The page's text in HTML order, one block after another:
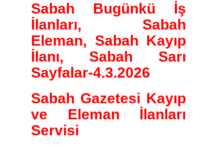
Sabah Bugünkü İş
İlanları, Sabah
Eleman, Sabah Kayıp
İlanı, Sabah Sarı
Sayfalar-4.3.2026
Sabah Gazetesi Kayıp
ve Eleman İlanları
Servisi